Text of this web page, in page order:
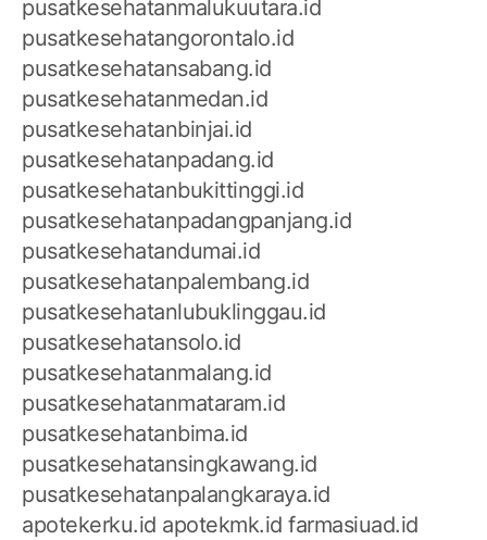
pusatkesehatanmalukuutara.id
pusatkesehatangorontalo.id
pusatkesehatansabang.id
pusatkesehatanmedan.id
pusatkesehatanbinjai.id
pusatkesehatanpadang.id
pusatkesehatanbukittinggi.id
pusatkesehatanpadangpanjang.id
pusatkesehatandumai.id
pusatkesehatanpalembang.id
pusatkesehatanlubuklinggau.id
pusatkesehatansolo.id
pusatkesehatanmalang.id
pusatkesehatanmataram.id
pusatkesehatanbima.id
pusatkesehatansingkawang.id
pusatkesehatanpalangkaraya.id
apotekerku.id apotekmk.id farmasiuad.id